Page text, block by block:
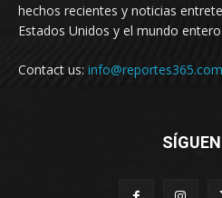
hechos recientes y noticias
Estados Unidos y el mundo
Contact us: info@reportes365.com